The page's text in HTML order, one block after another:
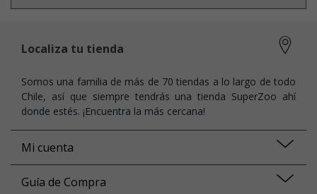
Localiza tu tienda
Somos una familia de más de 70 tiendas a lo largo de todo
Chile, así que siempre tendrás una tienda SuperZoo ahí
donde estés. ¡Encuentra la más cercana!
Mi cuenta
Guía de Compra